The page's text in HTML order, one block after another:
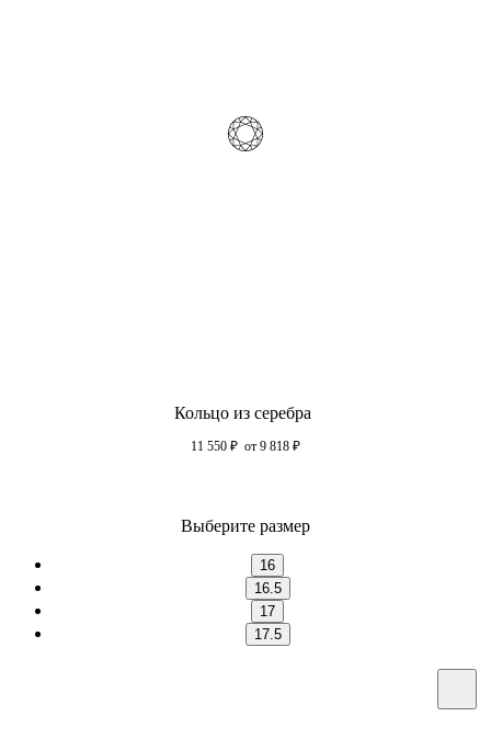
Кольцо из серебра
11 550 ₽ от 9 818 ₽
Выберите размер
16
16.5
17
17.5